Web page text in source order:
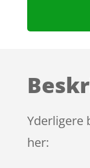
Yderligere
her: